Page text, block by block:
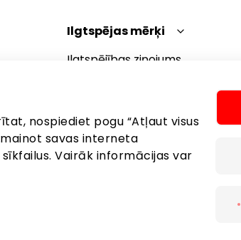
nospiediet pogu “Atļaut visus
savas interneta
Vairāk informācijas var
Ilgtspējas mērķi
Ilgtspējības ziņojums